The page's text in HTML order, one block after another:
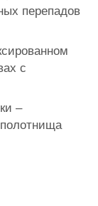
перепадов
с
–